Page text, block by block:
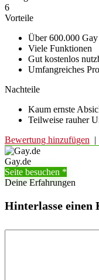
6
Vorteile
Über 600.000
Viele Funktionen
Gut kostenlos
Umfangreiches
Nachteile
Kaum ernste
Teilweise rauher
Bewertung hinzufügen |
Gay.de
Seite besuchen
Deine Erfahrungen
Hinterlasse einen